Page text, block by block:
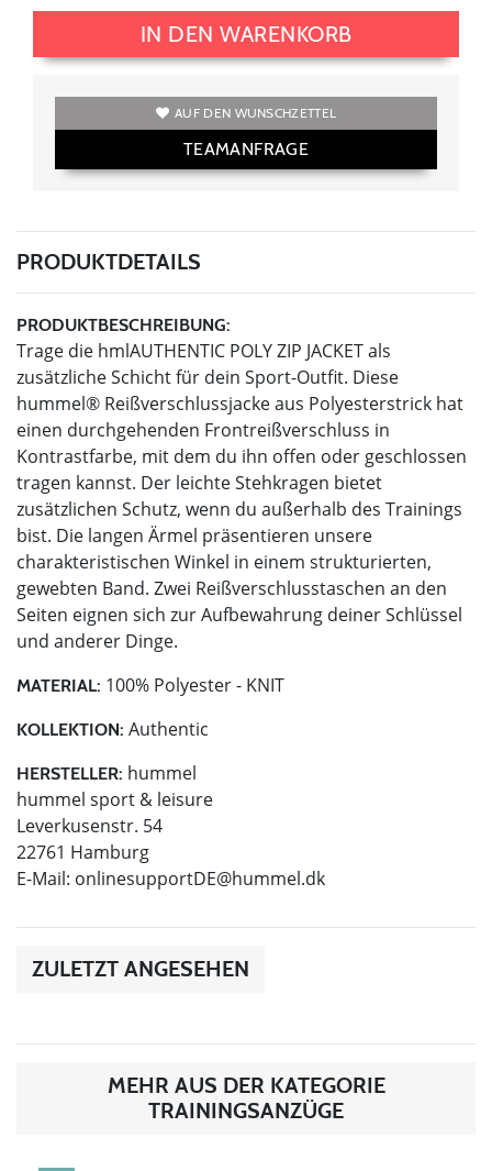
IN DEN WARENKORB
AUF DEN WUNSCHZETTEL
TEAMANFRAGE
PRODUKTDETAILS
PRODUKTBESCHREIBUNG:
Trage die hmlAUTHENTIC POLY ZIP JACKET als
zusätzliche Schicht für dein Sport-Outfit. Diese
hummel® Reißverschlussjacke aus Polyesterstrick hat
einen durchgehenden Frontreißverschluss in
Kontrastfarbe, mit dem du ihn offen oder geschlossen
tragen kannst. Der leichte Stehkragen bietet
zusätzlichen Schutz, wenn du außerhalb des Trainings
bist. Die langen Ärmel präsentieren unsere
charakteristischen Winkel in einem strukturierten,
gewebten Band. Zwei Reißverschlusstaschen an den
Seiten eignen sich zur Aufbewahrung deiner Schlüssel
und anderer Dinge.
MATERIAL: 100% Polyester - KNIT
KOLLEKTION: Authentic
HERSTELLER: hummel
hummel sport & leisure
Leverkusenstr. 54
22761 Hamburg
E-Mail: onlinesupportDE@hummel.dk
ZULETZT ANGESEHEN
MEHR AUS DER KATEGORIE
TRAININGSANZÜGE